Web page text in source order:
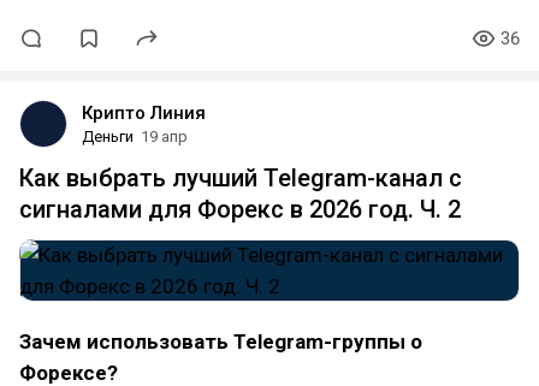
36
Крипто Линия
Деньги 19 апр
Как выбрать лучший Telegram-канал с
сигналами для Форекс в 2026 год. Ч. 2
Зачем использовать Telegram-группы о
Форексе?